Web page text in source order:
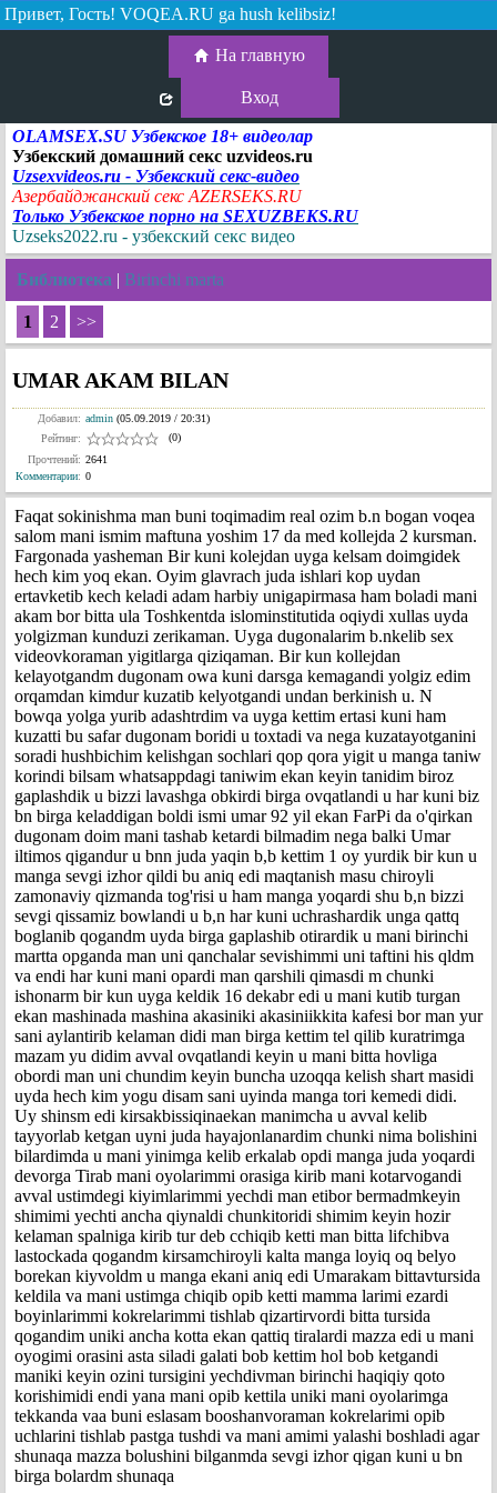
Привет, Гость! VOQEA.RU ga hush kelibsiz!
На главную
Вход
OLAMSEX.SU Узбекское 18+ видеолар
Узбекский домашний секс uzvideos.ru
Uzsexvideos.ru - Узбекский секс-видео
Азербайджанский секс AZERSEKS.RU
Только Узбекское порно на SEXUZBEKS.RU
Uzseks2022.ru - узбекский секс видео
Библиотека | Birinchi marta
1 2 >>
UMAR AKAM BILAN
Добавил: admin (05.09.2019 / 20:31)
Рейтинг:
(0)
Прочтений: 2641
Комментарии: 0
Faqat sokinishma man buni toqimadim real ozim b.n bogan voqea
salom mani ismim maftuna yoshim 17 da med kollejda 2 kursman.
Fargonada yasheman Bir kuni kolejdan uyga kelsam doimgidek
hech kim yoq ekan. Oyim glavrach juda ishlari kop uydan
ertavketib kech keladi adam harbiy unigapirmasa ham boladi mani
akam bor bitta ula Toshkentda islominstitutida oqiydi xullas uyda
yolgizman kunduzi zerikaman. Uyga dugonalarim b.nkelib sex
videovkoraman yigitlarga qiziqaman. Bir kun kollejdan
kelayotgandm dugonam owa kuni darsga kemagandi yolgiz edim
orqamdan kimdur kuzatib kelyotgandi undan berkinish u. N
bowqa yolga yurib adashtrdim va uyga kettim ertasi kuni ham
kuzatti bu safar dugonam boridi u toxtadi va nega kuzatayotganini
soradi hushbichim kelishgan sochlari qop qora yigit u manga taniw
korindi bilsam whatsappdagi taniwim ekan keyin tanidim biroz
gaplashdik u bizzi lavashga obkirdi birga ovqatlandi u har kuni biz
bn birga keladdigan boldi ismi umar 92 yil ekan FarPi da o'qirkan
dugonam doim mani tashab ketardi bilmadim nega balki Umar
iltimos qigandur u bnn juda yaqin b,b kettim 1 oy yurdik bir kun u
manga sevgi izhor qildi bu aniq edi maqtanish masu chiroyli
zamonaviy qizmanda tog'risi u ham manga yoqardi shu b,n bizzi
sevgi qissamiz bowlandi u b,n har kuni uchrashardik unga qattq
boglanib qogandm uyda birga gaplashib otirardik u mani birinchi
martta opganda man uni qanchalar sevishimmi uni taftini his qldm
va endi har kuni mani opardi man qarshili qimasdi m chunki
ishonarm bir kun uyga keldik 16 dekabr edi u mani kutib turgan
ekan mashinada mashina akasiniki akasiniikkita kafesi bor man yur
sani aylantirib kelaman didi man birga kettim tel qilib kuratrimga
mazam yu didim avval ovqatlandi keyin u mani bitta hovliga
obordi man uni chundim keyin buncha uzoqqa kelish shart masidi
uyda hech kim yogu disam sani uyinda manga tori kemedi didi.
Uy shinsm edi kirsakbissiqinaekan manimcha u avval kelib
tayyorlab ketgan uyni juda hayajonlanardim chunki nima bolishini
bilardimda u mani yinimga kelib erkalab opdi manga juda yoqardi
devorga Tirab mani oyolarimmi orasiga kirib mani kotarvogandi
avval ustimdegi kiyimlarimmi yechdi man etibor bermadmkeyin
shimimi yechti ancha qiynaldi chunkitoridi shimim keyin hozir
kelaman spalniga kirib tur deb cchiqib ketti man bitta lifchibva
lastockada qogandm kirsamchiroyli kalta manga loyiq oq belyo
borekan kiyvoldm u manga ekani aniq edi Umarakam bittavtursida
keldila va mani ustimga chiqib opib ketti mamma larimi ezardi
boyinlarimmi kokrelarimmi tishlab qizartirvordi bitta tursida
qogandim uniki ancha kotta ekan qattiq tiralardi mazza edi u mani
oyogimi orasini asta siladi galati bob kettim hol bob ketgandi
maniki keyin ozini tursigini yechdivman birinchi haqiqiy qoto
korishimidi endi yana mani opib kettila uniki mani oyolarimga
tekkanda vaa buni eslasam booshanvoraman kokrelarimi opib
uchlarini tishlab pastga tushdi va mani amimi yalashi boshladi agar
shunaqa mazza bolushini bilganmda sevgi izhor qigan kuni u bn
birga bolardm shunaqa